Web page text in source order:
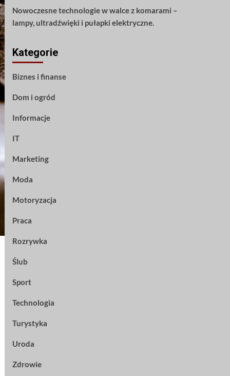
Nowoczesne technologie w walce z komarami –
lampy, ultradźwięki i pułapki elektryczne.
Kategorie
Biznes i finanse
Dom i ogród
Informacje
IT
Marketing
Moda
Motoryzacja
Praca
Rozrywka
Ślub
Sport
Technologia
Turystyka
Uroda
Zdrowie